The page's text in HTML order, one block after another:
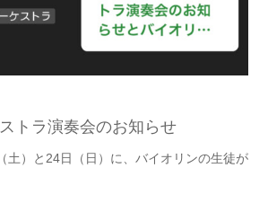
トラ演奏会のお知らせ
土）と24日（日）に、バイオリンの生徒が